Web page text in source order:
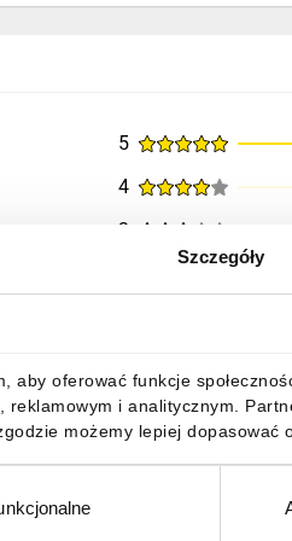
Szczegóły
aby oferować funkcje
i analitycznym.
możemy lepiej
5
4
3